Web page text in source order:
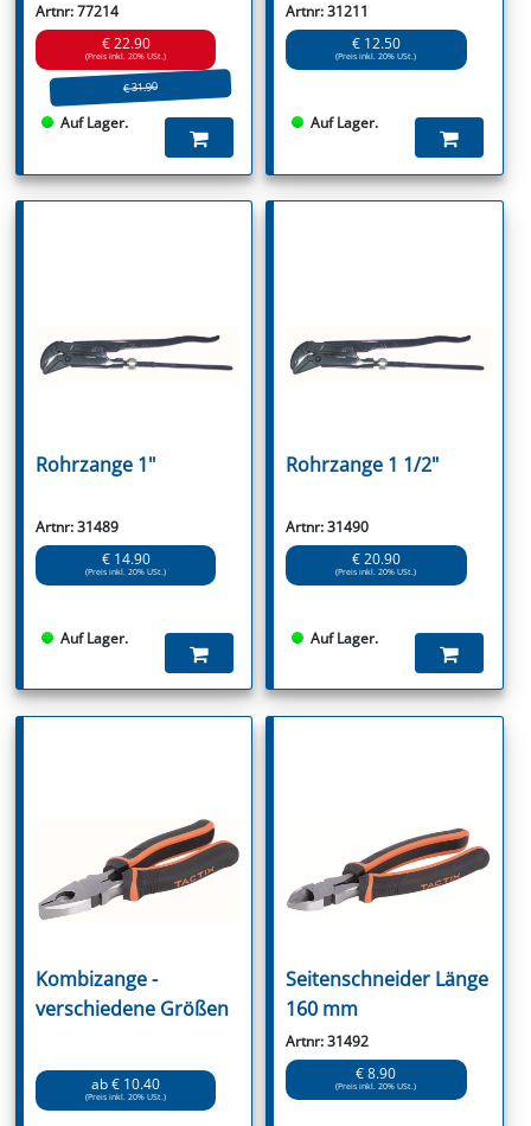
Artnr: 77214
€ 22.90
(Preis inkl. 20% USt.)
€ 31.90
Auf Lager.
Artnr: 31211
€ 12.50
(Preis inkl. 20% USt.)
Auf Lager.
Rohrzange 1"
Artnr: 31489
€ 14.90
(Preis inkl. 20% USt.)
Auf Lager.
Rohrzange 1 1/2"
Artnr: 31490
€ 20.90
(Preis inkl. 20% USt.)
Auf Lager.
Kombizange -
verschiedene Größen
ab € 10.40
(Preis inkl. 20% USt.)
Seitenschneider Länge
160 mm
Artnr: 31492
€ 8.90
(Preis inkl. 20% USt.)